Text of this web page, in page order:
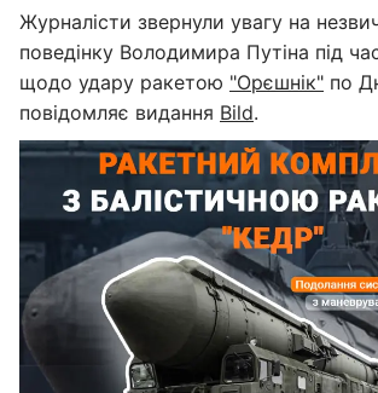
Журналісти звернули увагу на
поведінку Володимира Путіна під
щодо удару ракетою "Орєшнік" по
повідомляє видання Bild.